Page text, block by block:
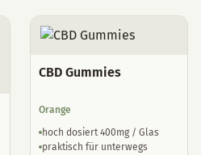
CBD Gummies
Orange
hoch dosiert 400mg / Glas
praktisch für unterwegs